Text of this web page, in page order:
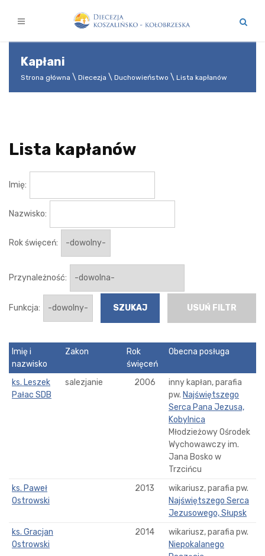
Kapłani
Strona główna Diecezja Duchowieństwo Lista kapłanów
Lista kapłanów
Imię:
Nazwisko:
Rok święceń:
Przynależność:
Funkcja: USUŃ FILTR
Imię i
nazwisko
Zakon
Rok
święceń
Obecna posługa
ks. Leszek
Pałac SDB
salezjanie 2006
inny kapłan, parafia
pw. Najświętszego
Serca Pana Jezusa,
Kobylnica
Młodzieżowy Ośrodek
Wychowawczy im.
Jana Bosko w
Trzcińcu
ks. Paweł
Ostrowski
2013
wikariusz, parafia pw.
Najświętszego Serca
Jezusowego, Słupsk
ks. Gracjan
Ostrowski
2014
wikariusz, parafia pw.
Niepokalanego